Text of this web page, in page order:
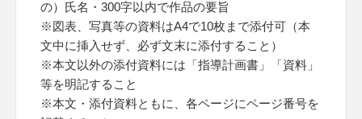
の）氏名・300字以内で作品の要旨
※図表、写真等の資料はA4で10枚まで添付可（本
文中に挿入せず、必ず文末に添付すること）
※本文以外の添付資料には「指導計画書」「資料」
等を明記すること
※本文・添付資料ともに、各ページにページ番号を